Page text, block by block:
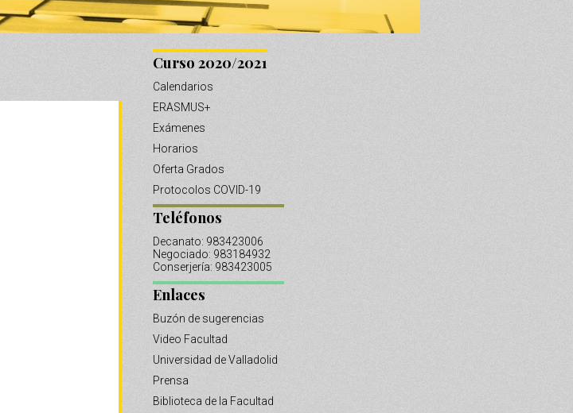
Curso 2020/2021
Calendarios
ERASMUS+
Exámenes
Horarios
Oferta Grados
Protocolos COVID-19
Teléfonos
Decanato: 983423006
Negociado: 983184932
Conserjería: 983423005
Enlaces
Buzón de sugerencias
Video Facultad
Universidad de Valladolid
Prensa
Biblioteca de la Facultad